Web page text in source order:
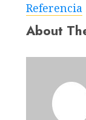
Referencia
About